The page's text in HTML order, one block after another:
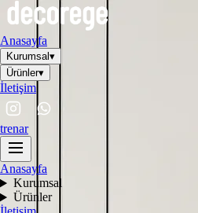
Anasayfa
Kurumsal▾
Ürünler▾
İletişim
trenar
Anasayfa
Kurumsal
Ürünler